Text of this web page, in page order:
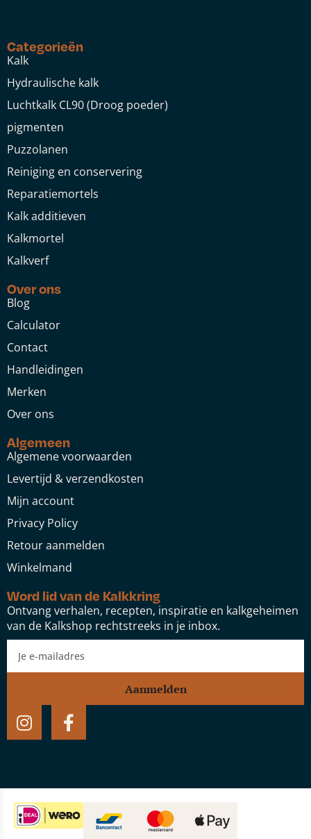
Categorieën
Kalk
Hydraulische kalk
Luchtkalk CL90 (Droog poeder)
pigmenten
Puzzolanen
Reiniging en conservering
Reparatiemortels
Kalk additieven
Kalkmortel
Kalkverf
Over ons
Blog
Calculator
Contact
Handleidingen
Merken
Over ons
Algemeen
Algemene voorwaarden
Levertijd & verzendkosten
Mijn account
Privacy Policy
Retour aanmelden
Winkelmand
Word lid van de Kalkkring
Ontvang verhalen, recepten, inspiratie en kalkgeheimen
van de Kalkshop rechtstreeks in je inbox.
Aanmelden